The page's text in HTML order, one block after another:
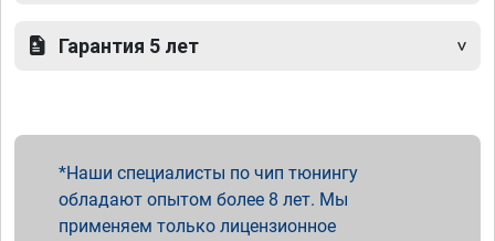
Гарантия 5 лет
Наши специалисты по чип тюнингу
обладают опытом более 8 лет. Мы
применяем только лицензионное